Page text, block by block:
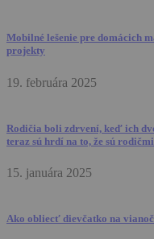
Mobilné lešenie pre domácich
projekty
19. februára 2025
Rodičia boli zdrvení, keď ich
teraz sú hrdí na to, že sú
15. januára 2025
Ako obliecť dievčatko na